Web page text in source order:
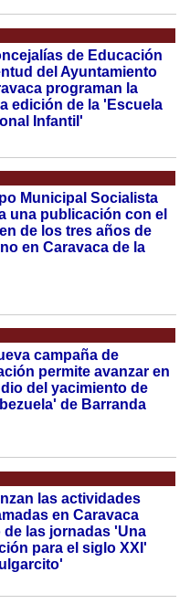
de Educación
del Ayuntamiento
programan la
edición de la 'Escuela
Infantil'
Municipal Socialista
una publicación con el
de los tres años de
en Caravaca de la
campaña de
permite avanzar en
del yacimiento de
de Barranda
las actividades
en Caravaca
de las jornadas 'Una
para el siglo XXI'